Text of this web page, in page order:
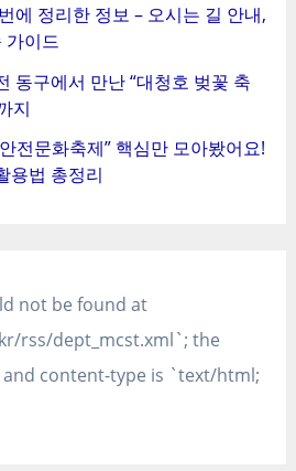
에 정리한 정보 – 오시는 길 안내,
가이드
동구에서 만난 “대청호 벚꽃 축
지
전문화축제” 핵심만 모아봤어요!
용법 총정리
not be found at
rss/dept_mcst.xml`; the
content-type is `text/html;